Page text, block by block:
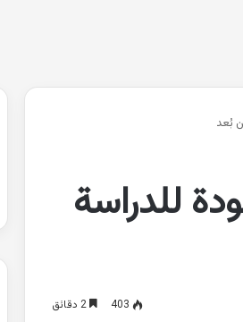
بُعد
للدراسة
403